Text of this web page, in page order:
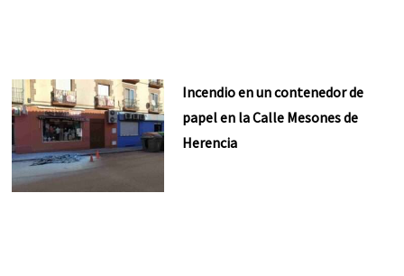
Incendio en un contenedor de
papel en la Calle Mesones de
Herencia